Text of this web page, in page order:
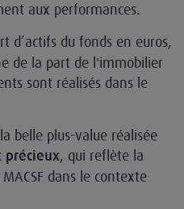
aux performances.
d’actifs du fonds en euros,
de la part de l'immobilier
sont réalisés dans le
belle plus-value réalisée
précieux, qui reflète la
dans le contexte